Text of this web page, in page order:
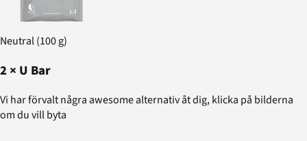
Neutral (100 g)
2× U Bar
Vi har förvalt några awesome alternativ åt dig, klicka på bilderna
om du vill byta